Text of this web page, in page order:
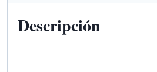
Descripción